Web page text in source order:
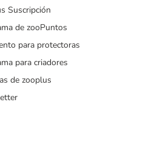
Suscripción
de zooPuntos
para protectoras
para criadores
de zooplus